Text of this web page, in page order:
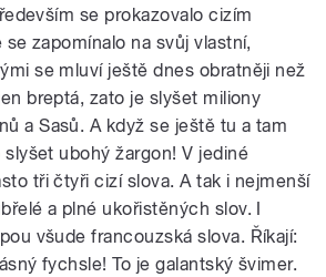
se prokazovalo cizím
zapomínalo na svůj vlastní,
se mluví ještě dnes obratněji než
breptá, zato je slyšet miliony
a Sasů. A když se ještě tu a tam
ubohý žargon! V jediné
tři čtyři cizí slova. A tak i nejmenší
a plné ukořistěných slov. I
všude francouzská slova. Říkají:
fychsle! To je galantský švimer.